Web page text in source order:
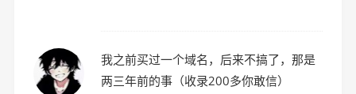
我之前买过一个域名，后来不搞了，那是
两三年前的事（收录200多你敢信）